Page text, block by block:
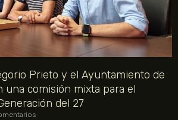
Prieto y el Ayuntamiento de
una comisión mixta para el
del 27